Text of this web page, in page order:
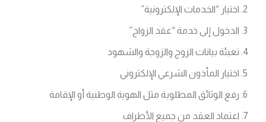
اختيار “الخدمات الإلكترونية”
الدخول إلى خدمة “عقد الزواج”
تعبئة بيانات الزوج والزوجة والشهود
اختيار المأذون الشرعي الإلكتروني
رفع الوثائق المطلوبة مثل الهوية الوطنية أو الإقامة
اعتماد العقد من جميع الأطراف